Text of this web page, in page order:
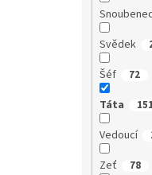
Snoubenec
Svědek
Šéf 72
Táta 151
Vedoucí
Zeť 78